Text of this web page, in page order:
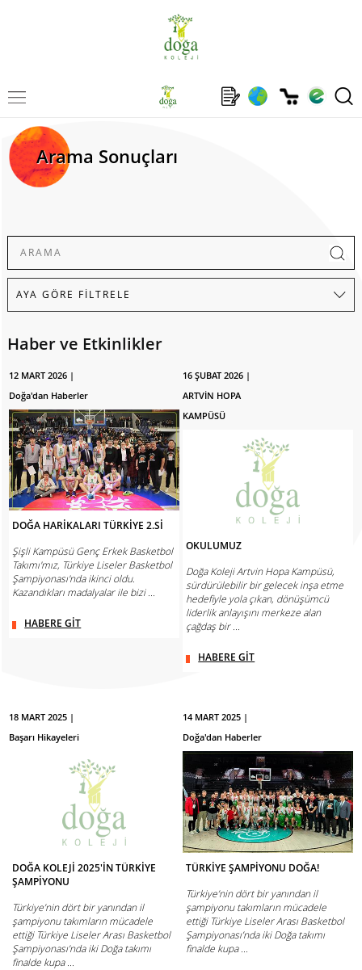
Arama Sonuçları
Haber ve Etkinlikler
12 MART 2026 |
Doğa'dan Haberler
DOĞA HARİKALARI TÜRKİYE 2.Sİ
Şişli Kampüsü Genç Erkek Basketbol
Takımı'mız, Türkiye Liseler Basketbol
Şampiyonası'nda ikinci oldu.
Kazandıkları madalyalar ile bizi ...
HABERE GİT
16 ŞUBAT 2026 |
ARTVİN HOPA
KAMPÜSÜ
OKULUMUZ
Doğa Koleji Artvin Hopa Kampüsü,
sürdürülebilir bir gelecek inşa etme
hedefiyle yola çıkan, dönüşümcü
liderlik anlayışını merkeze alan
çağdaş bir ...
HABERE GİT
18 MART 2025 |
Başarı Hikayeleri
DOĞA KOLEJİ 2025'İN TÜRKİYE
ŞAMPİYONU
Türkiye’nin dört bir yanından il
şampiyonu takımların mücadele
ettiği Türkiye Liseler Arası Basketbol
Şampiyonası’nda iki Doğa takımı
finalde kupa ...
14 MART 2025 |
Doğa'dan Haberler
TÜRKİYE ŞAMPİYONU DOĞA!
Türkiye’nin dört bir yanından il
şampiyonu takımların mücadele
ettiği Türkiye Liseler Arası Basketbol
Şampiyonası’nda iki Doğa takımı
finalde kupa ...